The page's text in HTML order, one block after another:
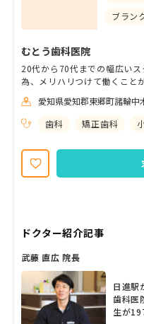
ブラン
むとう歯科医院
20代から70代までの幅広い
為、メリハリつけて働くこと
愛知県愛知郡東郷町諸輪中
歯科
矯正歯科
ドクター紹介記事
武藤 直広 院長
日進駅
歯科医
生が